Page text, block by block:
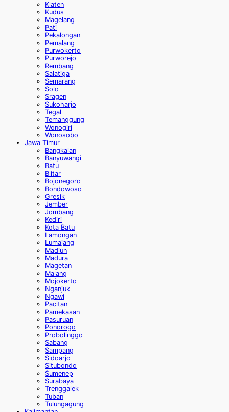
Klaten
Kudus
Magelang
Pati
Pekalongan
Pemalang
Purwokerto
Purworejo
Rembang
Salatiga
Semarang
Solo
Sragen
Sukoharjo
Tegal
Temanggung
Wonogiri
Wonosobo
Jawa Timur
Bangkalan
Banyuwangi
Batu
Blitar
Bojonegoro
Bondowoso
Gresik
Jember
Jombang
Kediri
Kota Batu
Lamongan
Lumajang
Madiun
Madura
Magetan
Malang
Mojokerto
Nganjuk
Ngawi
Pacitan
Pamekasan
Pasuruan
Ponorogo
Probolinggo
Sabang
Sampang
Sidoarjo
Situbondo
Sumenep
Surabaya
Trenggalek
Tuban
Tulungagung